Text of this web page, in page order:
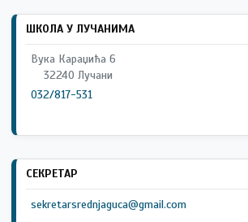
ШКОЛА У ЛУЧАНИМА
Вука Караџића 6
32240 Лучани
032/817-531
СЕКРЕТАР
sekretarsrednjaguca@gmail.com